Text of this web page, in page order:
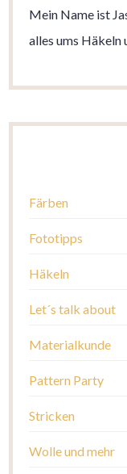
Mein Name ist
alles ums Häkeln
Färben
Fototipps
Häkeln
Let´s talk about
Materialkunde
Pattern Party
Stricken
Wolle und mehr